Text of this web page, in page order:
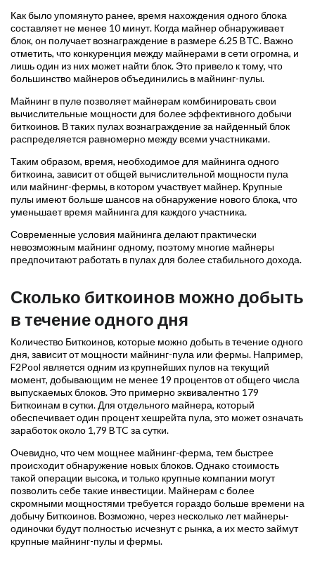
Как было упомянуто ранее, время нахождения одного блока
составляет не менее 10 минут. Когда майнер обнаруживает
блок, он получает вознаграждение в размере 6.25 BTC. Важно
отметить, что конкуренция между майнерами в сети огромна, и
лишь один из них может найти блок. Это привело к тому, что
большинство майнеров объединились в майнинг-пулы.
Майнинг в пуле позволяет майнерам комбинировать свои
вычислительные мощности для более эффективного добычи
биткоинов. В таких пулах вознаграждение за найденный блок
распределяется равномерно между всеми участниками.
Таким образом, время, необходимое для майнинга одного
биткоина, зависит от общей вычислительной мощности пула
или майнинг-фермы, в котором участвует майнер. Крупные
пулы имеют больше шансов на обнаружение нового блока, что
уменьшает время майнинга для каждого участника.
Современные условия майнинга делают практически
невозможным майнинг одному, поэтому многие майнеры
предпочитают работать в пулах для более стабильного дохода.
Сколько биткоинов можно добыть
в течение одного дня
Количество Биткоинов, которые можно добыть в течение одного
дня, зависит от мощности майнинг-пула или фермы. Например,
F2Pool является одним из крупнейших пулов на текущий
момент, добывающим не менее 19 процентов от общего числа
выпускаемых блоков. Это примерно эквивалентно 179
Биткоинам в сутки. Для отдельного майнера, который
обеспечивает один процент хешрейта пула, это может означать
заработок около 1,79 BTC за сутки.
Очевидно, что чем мощнее майнинг-ферма, тем быстрее
происходит обнаружение новых блоков. Однако стоимость
такой операции высока, и только крупные компании могут
позволить себе такие инвестиции. Майнерам с более
скромными мощностями требуется гораздо больше времени на
добычу Биткоинов. Возможно, через несколько лет майнеры-
одиночки будут полностью исчезнут с рынка, а их место займут
крупные майнинг-пулы и фермы.